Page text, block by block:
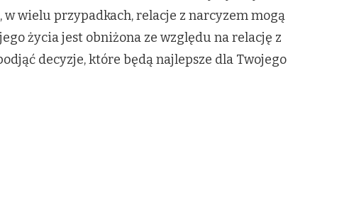
wielu przypadkach, relacje z narcyzem mogą
życia jest obniżona ze względu na relację z
decyzje, które będą najlepsze dla Twojego